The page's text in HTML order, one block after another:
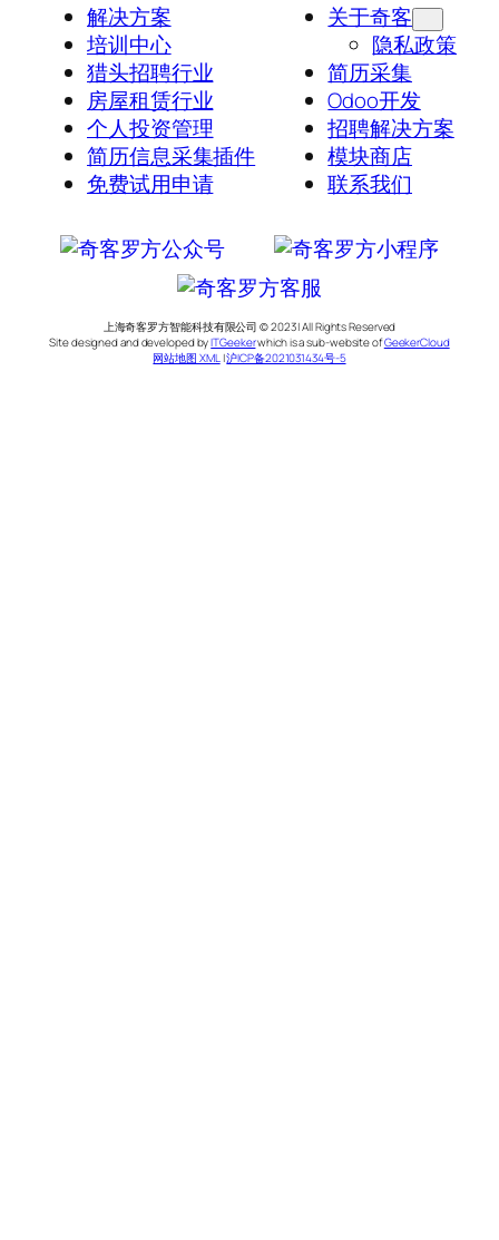
解决方案
培训中心
猎头招聘行业
房屋租赁行业
个人投资管理
简历信息采集插件
免费试用申请
关于奇客
隐私政策
简历采集
Odoo开发
招聘解决方案
模块商店
联系我们
上海奇客罗方智能科技有限公司 © 2023 | All Rights Reserved
Site designed and developed byITGeekerwhich is a sub-website ofGeekerCloud
网站地图 XML|沪ICP备2021031434号-5